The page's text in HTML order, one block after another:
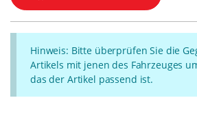
Hinweis: Bitte überprüfen Sie die
Artikels mit jenen des Fahrzeuges
das der Artikel passend ist.